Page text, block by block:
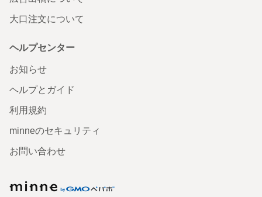
大口注文について
ヘルプセンター
お知らせ
ヘルプとガイド
利用規約
minneのセキュリティ
お問い合わせ